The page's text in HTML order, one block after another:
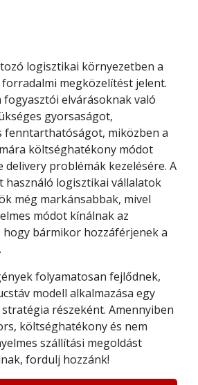
logisztikai környezetben a
megközelítést jelent.
fogyasztói elvárásoknak való
gyorsaságot,
fenntarthatóságot, miközben a
költséghatékony módot
delivery problémák kezelésére. A
használó logisztikai vállalatok
még markánsabbak, mivel
módot kínálnak az
bármikor hozzáférjenek a
folyamatosan fejlődnek,
modell alkalmazása egy
részeként. Amennyiben
költséghatékony és nem
szállítási megoldást
fordulj hozzánk!